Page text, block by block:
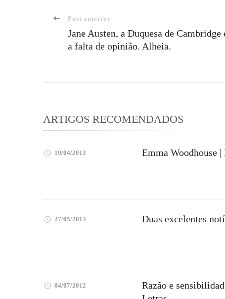
Navegação
Post anterior
Jane Austen, a Duquesa de Cambridge
a falta de opinião. Alheia.
ARTIGOS RECOMENDADOS
19/04/2013 Emma Woodhouse |
27/05/2013 Duas excelentes
04/07/2012
Razão e